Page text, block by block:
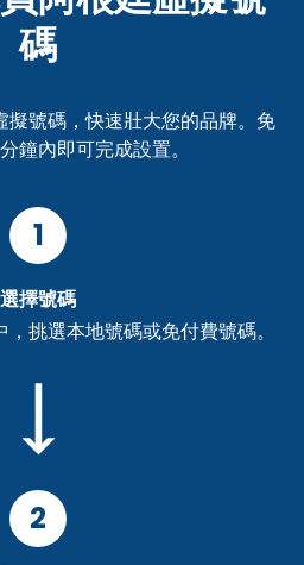
碼
擬號碼，快速壯大您的品牌。免
鐘內即可完成設置。
1
選擇號碼
挑選本地號碼或免付費號碼。
2